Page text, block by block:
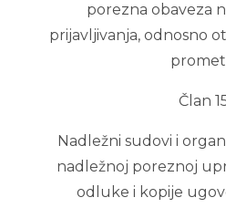
porezna obaveza
prijavljivanja, odnosno
Član
Nadležni sudovi i
nadležnoj poreznoj
odluke i kopije